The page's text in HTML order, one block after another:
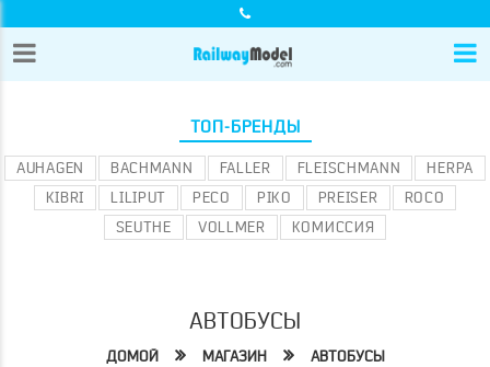
ТОП-БРЕНДЫ
AUHAGEN BACHMANN FALLER FLEISCHMANN
HERPA
KIBRI
LILIPUT PECO PIKO PREISER
ROCO
SEUTHE
VOLLMER КОМИССИЯ
АВТОБУСЫ
ДОМОЙ МАГАЗИН АВТОБУСЫ